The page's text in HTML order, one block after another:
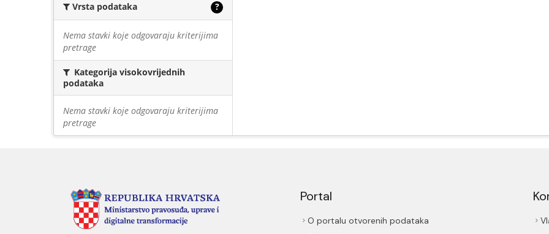
Vrsta podataka ?
Nema stavki koje odgovaraju kriterijima
pretrage
Kategorija visokovrijednih
podataka
Nema stavki koje odgovaraju kriterijima
pretrage